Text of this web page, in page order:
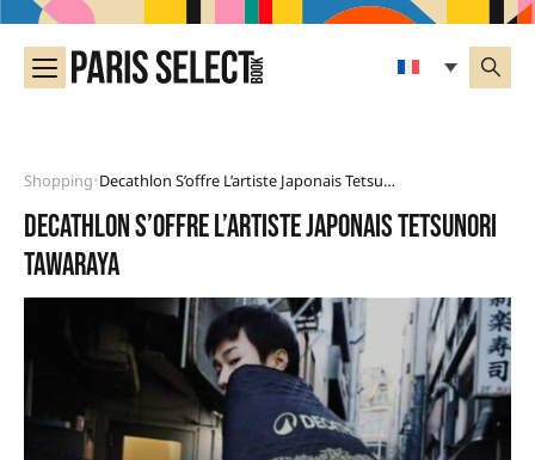
Shopping• Decathlon S’offre L’artiste Japonais Tetsunori Tawaraya
Decathlon s’offre l’artiste japonais Tetsunori
Tawaraya